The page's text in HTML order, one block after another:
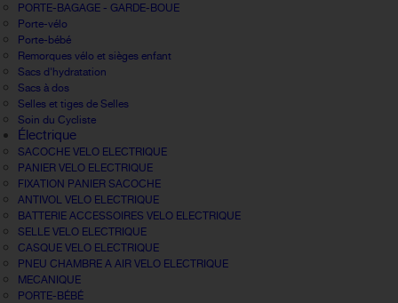
PORTE-BAGAGE - GARDE-BOUE
Porte-vélo
Porte-bébé
Remorques vélo et sièges enfant
Sacs d'hydratation
Sacs à dos
Selles et tiges de Selles
Soin du Cycliste
Électrique
SACOCHE VELO ELECTRIQUE
PANIER VELO ELECTRIQUE
FIXATION PANIER SACOCHE
ANTIVOL VELO ELECTRIQUE
BATTERIE ACCESSOIRES VELO ELECTRIQUE
SELLE VELO ELECTRIQUE
CASQUE VELO ELECTRIQUE
PNEU CHAMBRE A AIR VELO ELECTRIQUE
MECANIQUE
PORTE-BÉBÉ